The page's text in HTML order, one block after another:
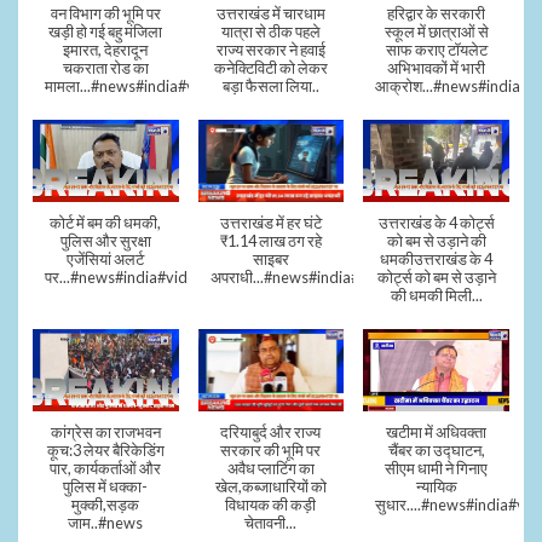
वन विभाग की भूमि पर
खड़ी हो गई बहु मंजिला
इमारत, देहरादून
चकराता रोड का
मामला...#news#india#video
उत्तराखंड में चारधाम
यात्रा से ठीक पहले
राज्य सरकार ने हवाई
कनेक्टिविटी को लेकर
बड़ा फैसला लिया..
हरिद्वार के सरकारी
स्कूल में छात्राओं से
साफ कराए टॉयलेट
अभिभावकों में भारी
आक्रोश...#news#india
कोर्ट में बम की धमकी,
पुलिस और सुरक्षा
एजेंसियां अलर्ट
पर...#news#india#video#viral
उत्तराखंड में हर घंटे
₹1.14 लाख ठग रहे
साइबर
अपराधी...#news#india#video#viral
उत्तराखंड के 4 कोर्ट्स
को बम से उड़ाने की
धमकीउत्तराखंड के 4
कोर्ट्स को बम से उड़ाने
की धमकी मिली...
कांग्रेस का राजभवन
कूच:3 लेयर बैरिकेडिंग
पार, कार्यकर्ताओं और
पुलिस में धक्का-
मुक्की,सड़क
जाम..#news
दरियाबुर्द और राज्य
सरकार की भूमि पर
अवैध प्लाटिंग का
खेल,कब्जाधारियों को
विधायक की कड़ी
चेतावनी...
खटीमा में अधिवक्ता
चैंबर का उद्घाटन,
सीएम धामी ने गिनाए
न्यायिक